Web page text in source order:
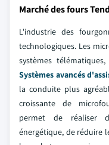
Marché des fours
L'industrie des
technologiques. Les
systèmes
Systèmes avancés
la conduite plus
croissante de
permet de réaliser
énergétique, de réduire